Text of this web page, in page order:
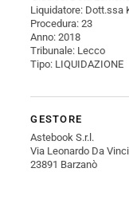
Liquidatore: Dott.ssa
Procedura: 23
Anno: 2018
Tribunale: Lecco
Tipo: LIQUIDAZIONE
GESTORE
Astebook S.r.l.
Via Leonardo Da
23891 Barzanò